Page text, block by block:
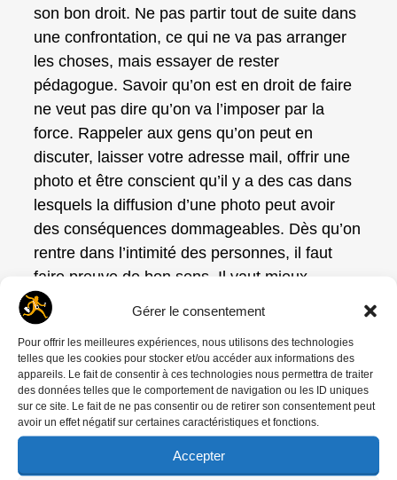
Gérer le consentement
Pour offrir les meilleures expériences, nous utilisons des technologies
telles que les cookies pour stocker et/ou accéder aux informations des
appareils. Le fait de consentir à ces technologies nous permettra de traiter
des données telles que le comportement de navigation ou les ID uniques
sur ce site. Le fait de ne pas consentir ou de retirer son consentement peut
avoir un effet négatif sur certaines caractéristiques et fonctions.
Accepter
son bon droit. Ne pas partir tout de suite dans
une confrontation, ce qui ne va pas arranger
les choses, mais essayer de rester
pédagogue. Savoir qu’on est en droit de faire
ne veut pas dire qu’on va l’imposer par la
force. Rappeler aux gens qu’on peut en
discuter, laisser votre adresse mail, offrir une
photo et être conscient qu’il y a des cas dans
lesquels la diffusion d’une photo peut avoir
des conséquences dommageables. Dès qu’on
rentre dans l’intimité des personnes, il faut
faire preuve de bon sens. Il vaut mieux
aborder les gens gentiment et pacifiquement
et tester leur réaction. Prenons l’exemple
d’un couple d’amoureux qui ne serait pas
légitime, les gens vont réagir très vite et très
fort et vous allez rapidement comprendre au
vu de cette réaction qu’il y a quelque chose
photographes qui procèdent comme ça, disent